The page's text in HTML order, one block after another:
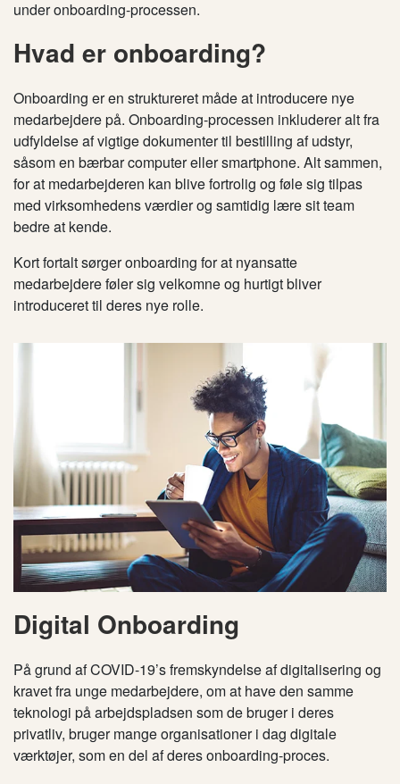
under onboarding-processen.
Hvad er onboarding?
Onboarding er en struktureret måde at introducere nye
medarbejdere på. Onboarding-processen inkluderer alt fra
udfyldelse af vigtige dokumenter til bestilling af udstyr,
såsom en bærbar computer eller smartphone. Alt sammen,
for at medarbejderen kan blive fortrolig og føle sig tilpas
med virksomhedens værdier og samtidig lære sit team
bedre at kende.
Kort fortalt sørger onboarding for at nyansatte
medarbejdere føler sig velkomne og hurtigt bliver
introduceret til deres nye rolle.
Digital Onboarding
På grund af COVID-19’s fremskyndelse af digitalisering og
kravet fra unge medarbejdere, om at have den samme
teknologi på arbejdspladsen som de bruger i deres
privatliv, bruger mange organisationer i dag digitale
værktøjer, som en del af deres onboarding-proces.